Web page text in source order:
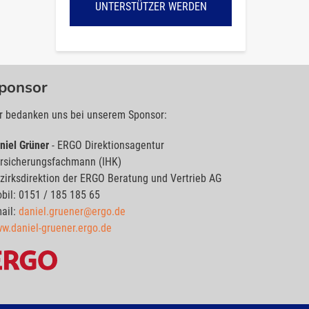
UNTERSTÜTZER WERDEN
bedanken uns bei unserem Sponsor:
Grüner- ERGO Direktionsagentur
(IHK)
der ERGO Beratung und Vertrieb AG
0151 / 185 185 65
daniel.gruener@ergo.de
gruener.ergo.de